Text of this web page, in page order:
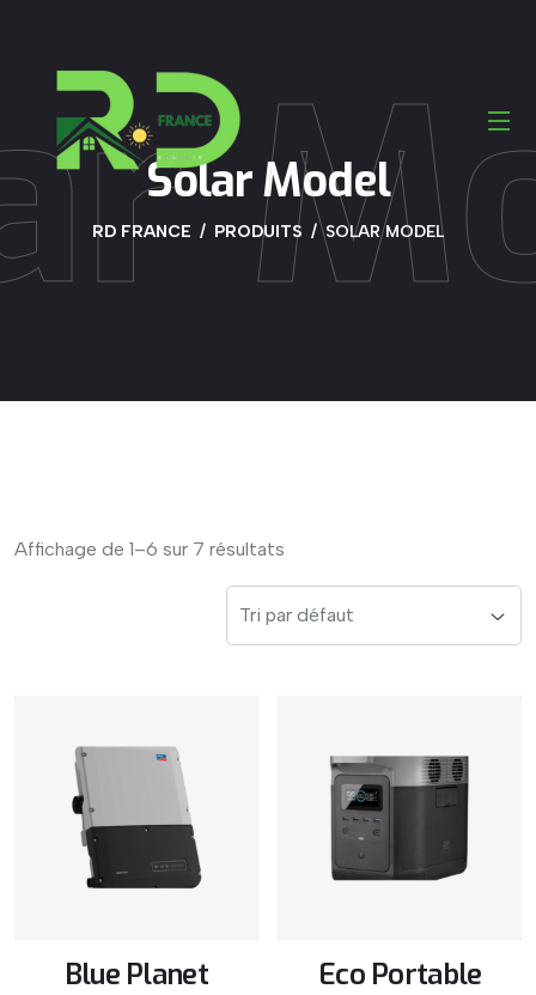
Solar Model
RD FRANCE PRODUITS SOLAR MODEL
Affichage de 1–6 sur 7 résultats
Blue Planet
Eco Portable